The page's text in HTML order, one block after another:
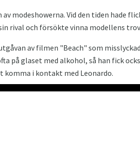
av modeshowerna. Vid den tiden hade
rival och försökte vinna modellens
av filmen "Beach" som
på glaset med alkohol, så han fick
komma i kontakt med Leonardo.